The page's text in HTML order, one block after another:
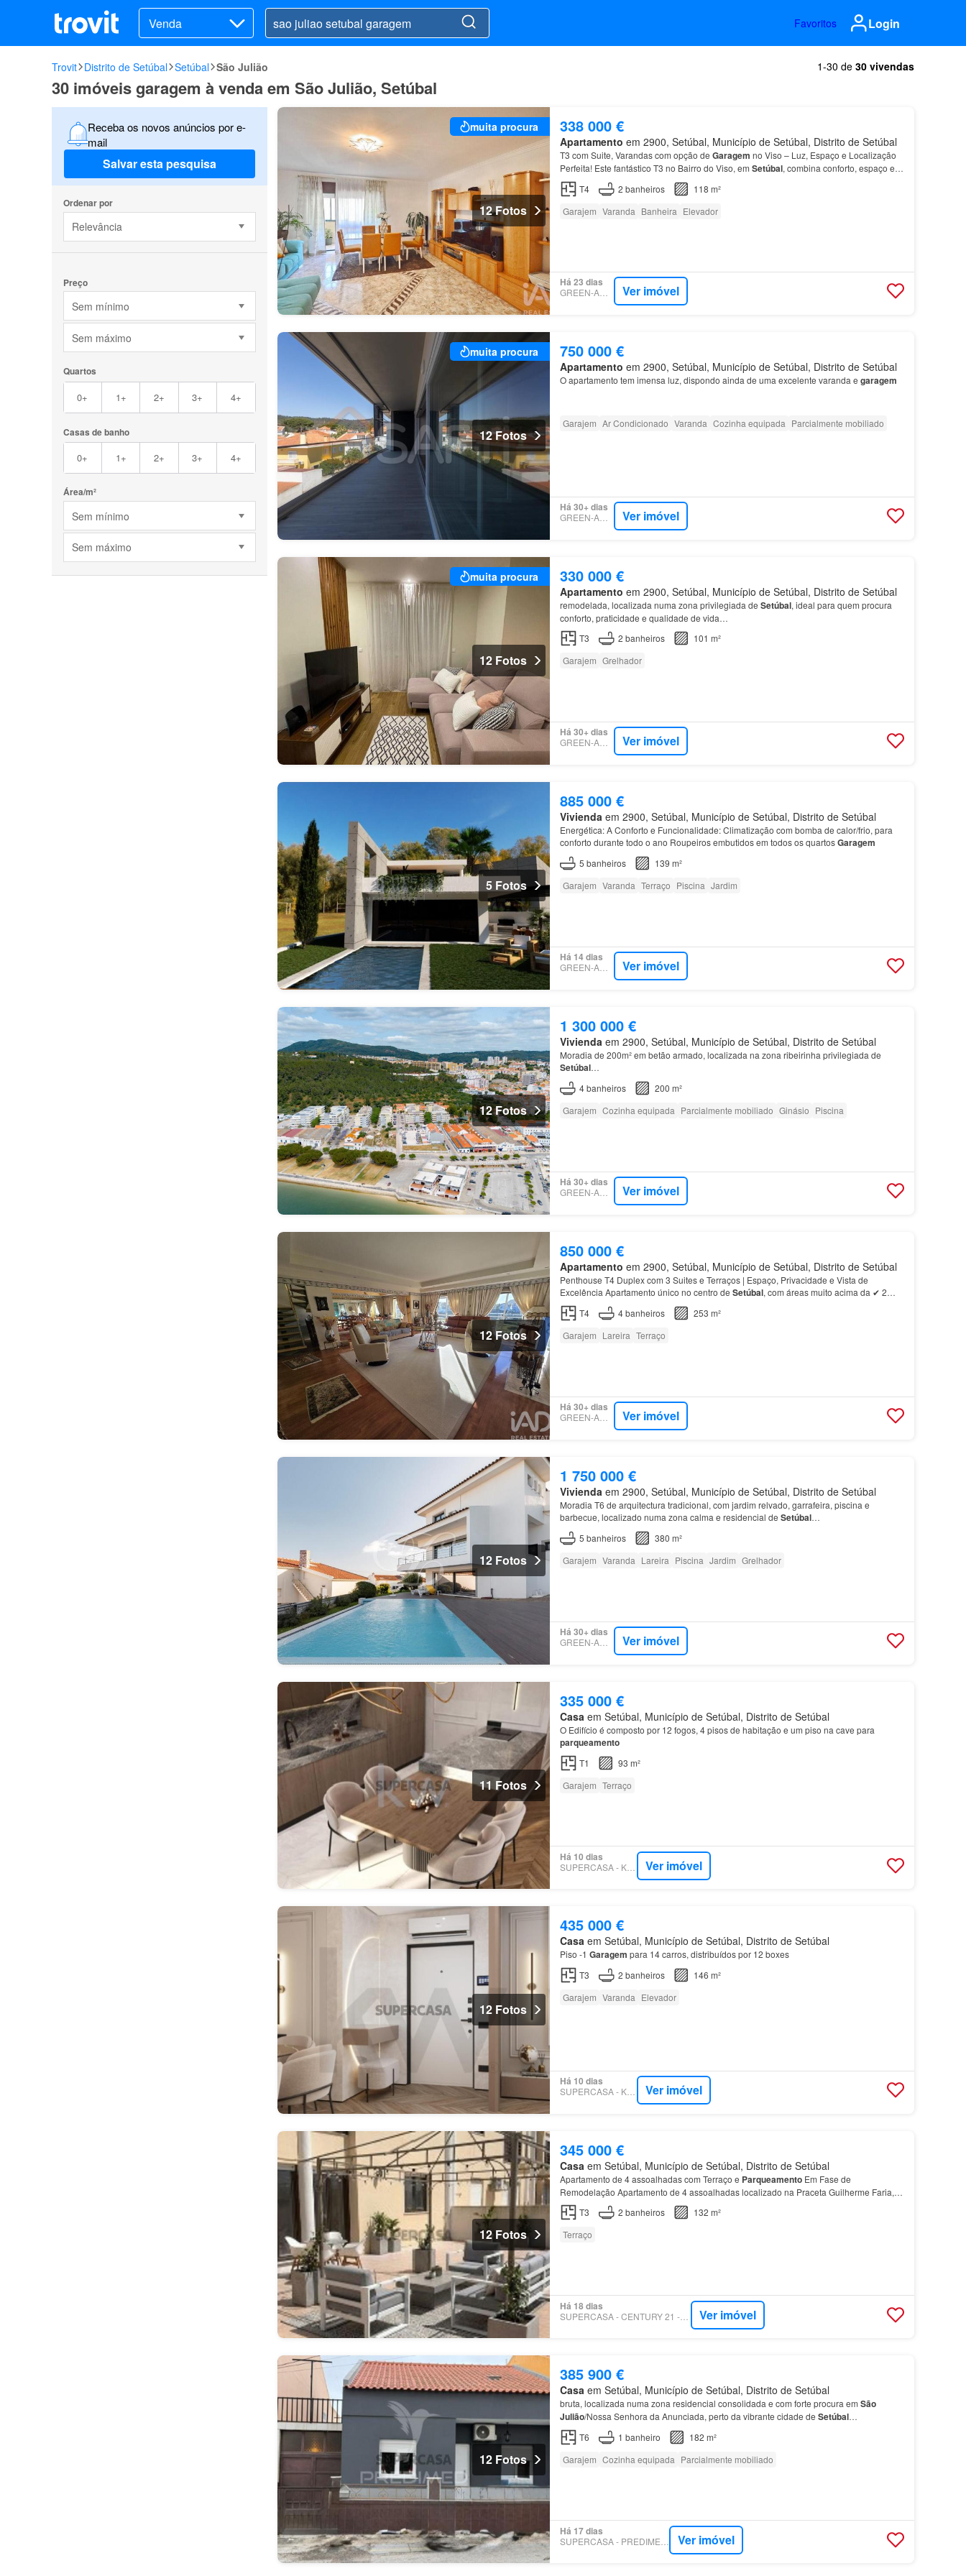
Venda Favoritos Login
Trovit Distrito de Setúbal Setúbal São Julião 1-30 de 30 vivendas
30 imóveis garagem à venda em São Julião, Setúbal
Receba os novos anúncios por e-
mail
Salvar esta pesquisa
Ordenar por
Relevância
Preço
Sem mínimo
Sem máximo
Quartos
0+ 1+ 2+ 3+ 4+
Casas de banho
0+ 1+ 2+ 3+ 4+
Área/m²
Sem mínimo
Sem máximo
muita procura
12 Fotos
338 000 €
Apartamento em 2900, Setúbal, Município de Setúbal, Distrito de Setúbal
T3 com Suite, Varandas com opção de Garagem no Viso – Luz, Espaço e Localização
Perfeita! Este fantástico T3 no Bairro do Viso, em Setúbal, combina conforto, espaço e
localização estratégica — ideal para quem procura qualidad…
T4 2 banheiros
118 m²
Garajem Varanda Banheira Elevador
Há 23 dias
GREEN-ACRES Ver imóvel
muita procura
12 Fotos
750 000 €
Apartamento em 2900, Setúbal, Município de Setúbal, Distrito de Setúbal
O apartamento tem imensa luz, dispondo ainda de uma excelente varanda e garagem
Garajem Ar Condicionado Varanda Cozinha equipada Parcialmente mobiliado
Há 30+ dias
GREEN-ACRES Ver imóvel
muita procura
12 Fotos
330 000 €
Apartamento em 2900, Setúbal, Município de Setúbal, Distrito de Setúbal
remodelada, localizada numa zona privilegiada de Setúbal, ideal para quem procura
conforto, praticidade e qualidade de vida…
T3
2 banheiros
101 m²
Garajem Grelhador
Há 30+ dias
GREEN-ACRES Ver imóvel
5 Fotos
885 000 €
Vivienda em 2900, Setúbal, Município de Setúbal, Distrito de Setúbal
Energética: A Conforto e Funcionalidade: Climatização com bomba de calor/frio, para
conforto durante todo o ano Roupeiros embutidos em todos os quartosGaragem
5 banheiros
139 m²
Garajem Varanda Terraço Piscina Jardim
Há 14 dias
GREEN-ACRES Ver imóvel
12 Fotos
1 300 000 €
Vivienda em 2900, Setúbal, Município de Setúbal, Distrito de Setúbal
Moradia de 200m² em betão armado, localizada na zona ribeirinha privilegiada de
Setúbal…
4banheiros
200 m²
Garajem Cozinha equipada Parcialmente mobiliado Ginásio Piscina
Há 30+ dias
GREEN-ACRES Ver imóvel
12 Fotos
850 000 €
Apartamento em 2900, Setúbal, Município de Setúbal, Distrito de Setúbal
Penthouse T4 Duplex com 3 Suites e Terraços | Espaço, Privacidade e Vista de
Excelência Apartamento único no centro de Setúbal, com áreas muito acima da ✔ 2
suites dispõem de terraços privados — num total de 77 m² para desfru…
T4 4banheiros
253 m²
Garajem Lareira Terraço
Há 30+ dias
GREEN-ACRES Ver imóvel
12 Fotos
1 750 000 €
Vivienda em 2900, Setúbal, Município de Setúbal, Distrito de Setúbal
Moradia T6 de arquitectura tradicional, com jardim relvado, garrafeira, piscina e
barbecue, localizado numa zona calma e residencial de Setúbal…
5 banheiros
380 m²
Garajem Varanda Lareira Piscina Jardim Grelhador
Há 30+ dias
GREEN-ACRES Ver imóvel
11 Fotos
335 000 €
Casa em Setúbal, Município de Setúbal, Distrito de Setúbal
O Edifício é composto por 12 fogos, 4 pisos de habitação e um piso na cave para
parqueamento
T1
93 m²
Garajem Terraço
Há 10 dias
SUPERCASA - KW LEAD Ver imóvel
12 Fotos
435 000 €
Casaem Setúbal, Município de Setúbal, Distrito de Setúbal
Piso -1 Garagem para 14 carros, distribuídos por 12 boxes
T3
2 banheiros
146 m²
Garajem Varanda Elevador
Há 10 dias
SUPERCASA - KW LEAD Ver imóvel
12 Fotos
345 000 €
Casa em Setúbal, Município de Setúbal, Distrito de Setúbal
Apartamento de 4 assoalhadas com Terraço e ParqueamentoEm Fase de
Remodelação Apartamento de 4 assoalhadas localizado na Praceta Guilherme Faria,
emSetúbal
T3 2 banheiros
132 m²
Terraço
Há 18 dias
SUPERCASA - CENTURY 21 - CONTACTO DIRECTO Ver imóvel
12 Fotos
385 900 €
Casaem Setúbal, Município de Setúbal, Distrito de Setúbal
bruta, localizada numa zona residencial consolidada e com forte procura em São
Julião/Nossa Senhora da Anunciada, perto da vibrante cidade de Setúbal…
T6
1 banheiro
182 m²
Garajem Cozinha equipada Parcialmente mobiliado
Há 17 dias
Ver imóvel